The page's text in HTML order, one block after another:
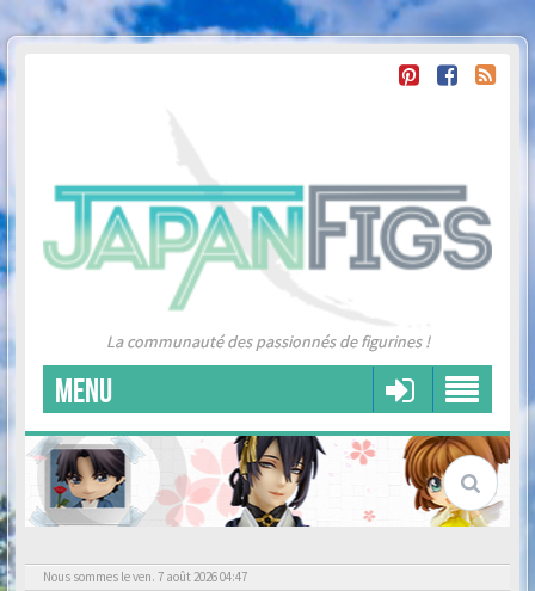
La communauté des passionnés de figurines !
MENU
Nous sommes le ven. 7 août 2026 04:47